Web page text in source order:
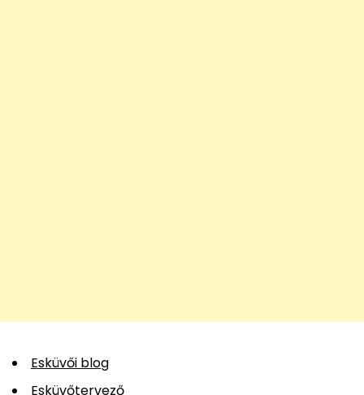
Esküvői blog
Esküvőtervező